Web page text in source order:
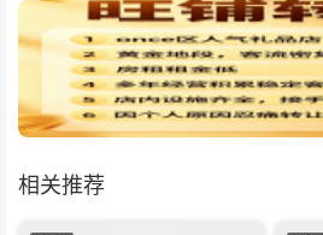
相关推荐